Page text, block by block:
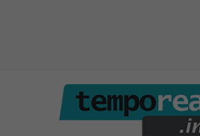
contenuto